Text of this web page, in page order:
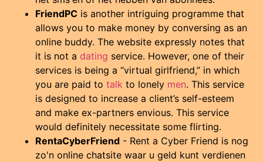
FriendPC is another intriguing programme that
allows you to make money by conversing as an
online buddy. The website expressly notes that
it is not a dating service. However, one of their
services is being a “virtual girlfriend,” in which
you are paid to talk to lonely men. This service
is designed to increase a client’s self-esteem
and make ex-partners envious. This service
would definitely necessitate some flirting.
RentaCyberFriend - Rent a Cyber Friend is nog
zo'n online chatsite waar u geld kunt verdienen